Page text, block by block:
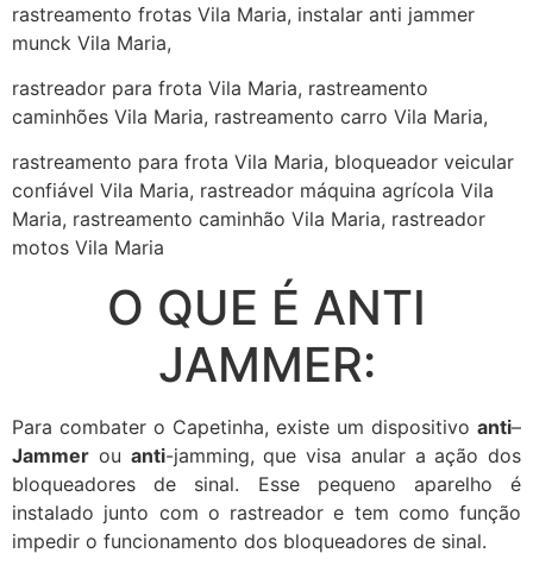
rastreamento frotas Vila Maria, instalar anti jammer
munck Vila Maria,
rastreador para frota Vila Maria, rastreamento
caminhões Vila Maria, rastreamento carro Vila Maria,
rastreamento para frota Vila Maria, bloqueador veicular
confiável Vila Maria, rastreador máquina agrícola Vila
Maria, rastreamento caminhão Vila Maria, rastreador
motos Vila Maria
O QUE É ANTI
JAMMER:
Para combater o Capetinha, existe um dispositivo anti–
Jammer ou anti-jamming, que visa anular a ação dos
bloqueadores de sinal. Esse pequeno aparelho é
instalado junto com o rastreador e tem como função
impedir o funcionamento dos bloqueadores de sinal.